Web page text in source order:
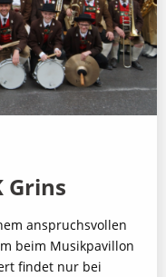
Grins
anspruchsvollen
beim Musikpavillon
findet nur bei